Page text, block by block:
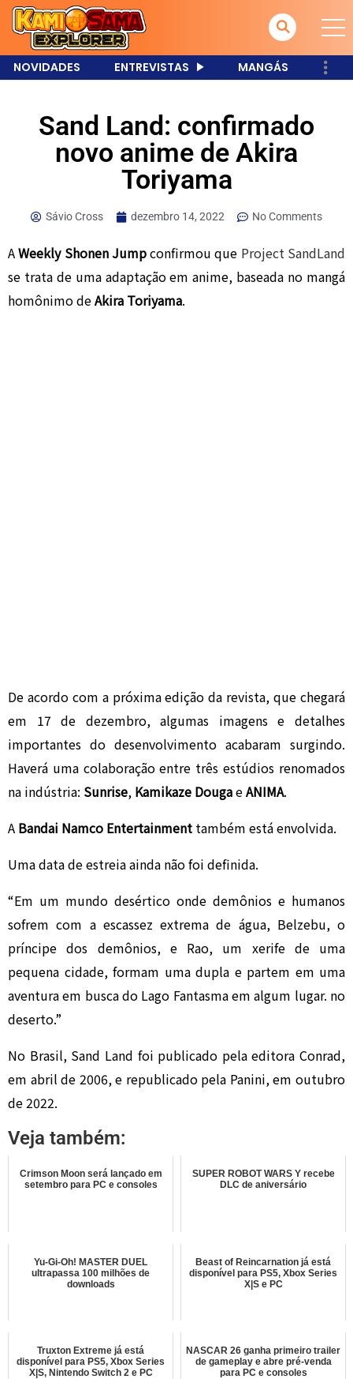
NOVIDADES ENTREVISTAS MANGÁS
Sand Land: confirmado
novo anime de Akira
Toriyama
Sávio Cross dezembro 14, 2022 No Comments
AWeekly Shonen Jumpconfirmou que Project SandLand
se trata de uma adaptação em anime, baseada no mangá
homônimo deAkira Toriyama.
De acordo com a próxima edição da revista, que chegará
em 17 de dezembro, algumas imagens e detalhes
importantes do desenvolvimento acabaram surgindo.
Haverá uma colaboração entre três estúdios renomados
na indústria: Sunrise, Kamikaze DougaeANIMA.
A Bandai Namco Entertainment também está envolvida.
Uma data de estreia ainda não foi definida.
“Em um mundo desértico onde demônios e humanos
sofrem com a escassez extrema de água, Belzebu, o
príncipe dos demônios, e Rao, um xerife de uma
pequena cidade, formam uma dupla e partem em uma
aventura em busca do Lago Fantasma em algum lugar. no
deserto.”
No Brasil, Sand Land foi publicado pela editora Conrad,
em abril de 2006, e republicado pela Panini, em outubro
de 2022.
Veja também:
Crimson Moon será lançado em
setembro para PC e consoles
SUPER ROBOT WARS Y recebe
DLC de aniversário
Yu-Gi-Oh! MASTER DUEL
ultrapassa 100 milhões de
downloads
Beast of Reincarnation já está
disponível para PS5, Xbox Series
X|S e PC
Truxton Extreme já está
disponível para PS5, Xbox Series
X|S, Nintendo Switch 2 e PC
NASCAR 26 ganha primeiro trailer
de gameplay e abre pré-venda
para PC e consoles